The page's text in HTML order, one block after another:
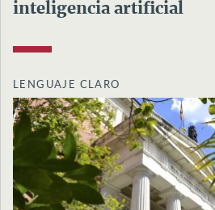
inteligencia artificial
LENGUAJE CLARO